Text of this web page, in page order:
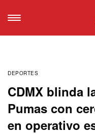
DEPORTES
CDMX blinda
Pumas con
en operativo